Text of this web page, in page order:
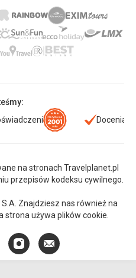
Doceniani
na stronach Travelplanet.pl
przepisów kodeksu cywilnego.
Znajdziesz nas również na
strona używa plików cookie.
Instagram
E-
mail